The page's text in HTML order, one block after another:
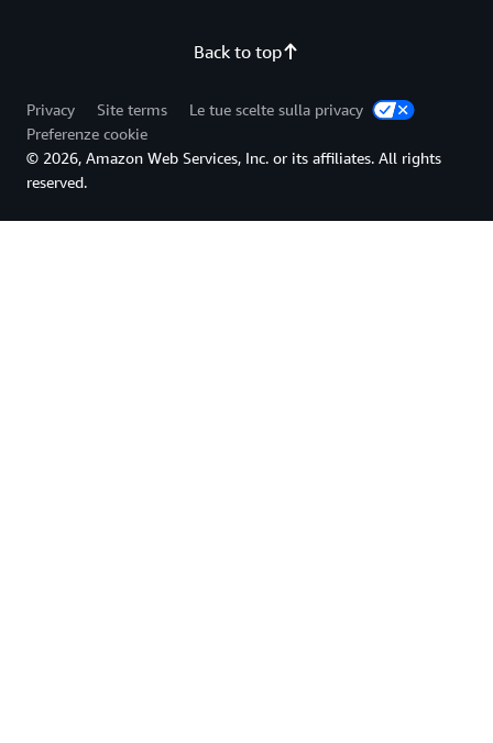
Back to top
Privacy Site terms
Le tue scelte sulla privacy
Preferenze cookie
© 2026, Amazon Web Services, Inc. or its affiliates. All rights
reserved.